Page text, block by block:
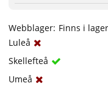
Webblager: Finns i lager
Luleå
Skellefteå
Umeå